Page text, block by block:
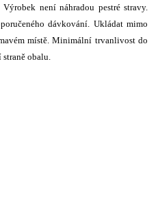
není náhradou pestré stravy.
dávkování. Ukládat mimo
místě. Minimální trvanlivost do
obalu.